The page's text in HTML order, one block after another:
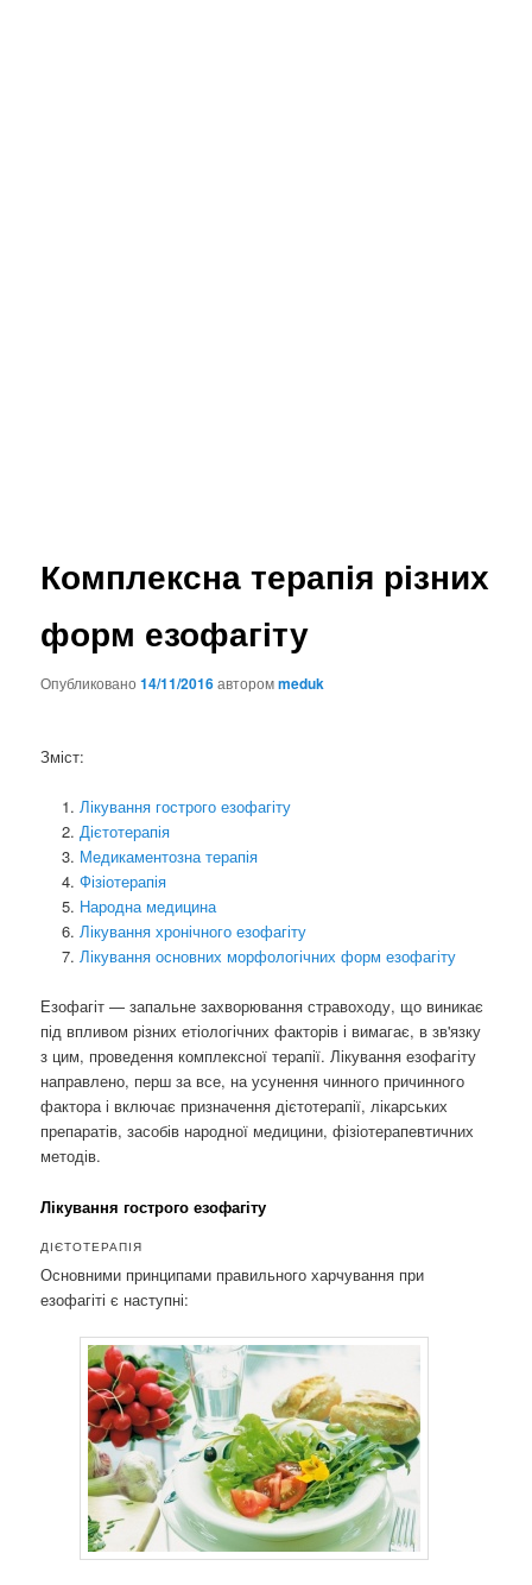
Комплексна терапія різних
форм езофагіту
Опубликовано14/11/2016авторомmeduk
Зміст:
Лікування гострого езофагіту
Дієтотерапія
Медикаментозна терапія
Фізіотерапія
Народна медицина
Лікування хронічного езофагіту
Лікування основних морфологічних форм езофагіту
Езофагіт — запальне захворювання стравоходу, що виникає
під впливом різних етіологічних факторів і вимагає, в зв'язку
з цим, проведення комплексної терапії. Лікування езофагіту
направлено, перш за все, на усунення чинного причинного
фактора і включає призначення дієтотерапії, лікарських
препаратів, засобів народної медицини, фізіотерапевтичних
методів.
Лікування гострого езофагіту
ДІЄТОТЕРАПІЯ
Основними принципами правильного харчування при
езофагіті є наступні: